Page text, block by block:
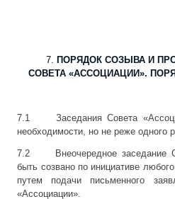
ПОРЯДОК СОЗЫВА И
СОВЕТА «АССОЦИАЦИИ».
7.1 Заседания Совета
необходимости, но не реже одного
7.2 Внеочередное заседание
быть созвано по инициативе
путем подачи письменного
«Ассоциации».